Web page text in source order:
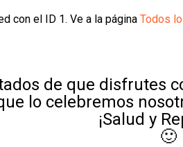
con el ID 1. Ve a la páginaTodos
de que disfrutes
lo celebremos
¡Salud y
🙂